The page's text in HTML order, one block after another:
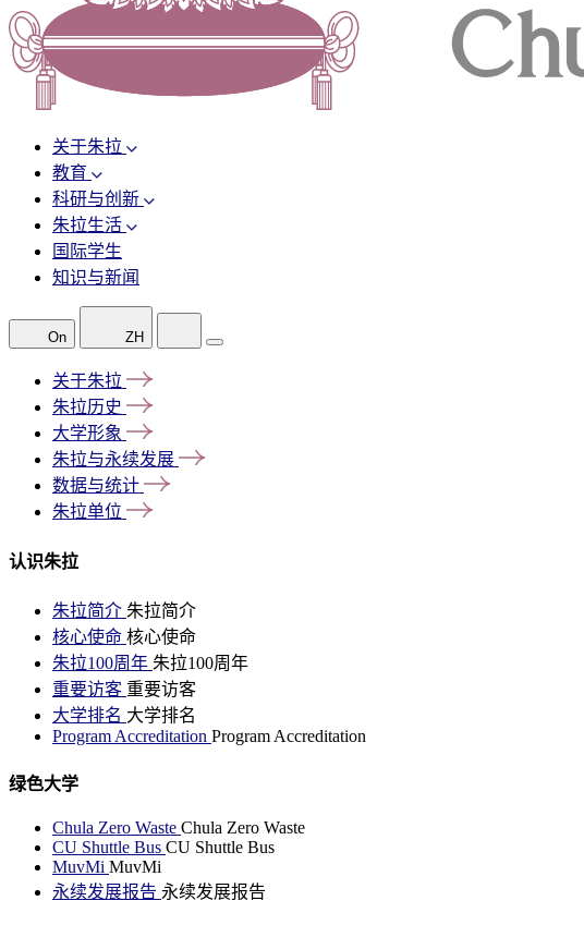
关于朱拉
教育
科研与创新
朱拉生活
国际学生
知识与新闻
On ZH
关于朱拉
朱拉历史
大学形象
朱拉与永续发展
数据与统计
朱拉单位
认识朱拉
朱拉简介 朱拉简介
核心使命 核心使命
朱拉100周年 朱拉100周年
重要访客 重要访客
大学排名 大学排名
Program Accreditation Program Accreditation
绿色大学
Chula Zero Waste Chula Zero Waste
CU Shuttle Bus CU Shuttle Bus
MuvMi MuvMi
永续发展报告 永续发展报告